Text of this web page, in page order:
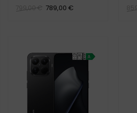
799,00 € 789,00 €